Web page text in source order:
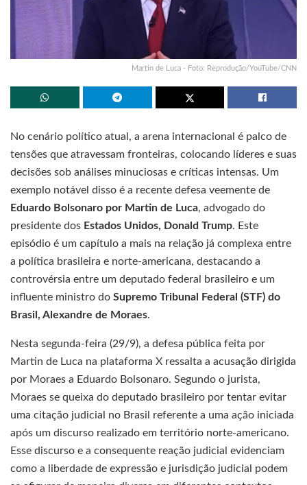
Martin de Luca - Foto: Reprodução/YouTube/CNN
No cenário político atual, a arena internacional é palco de
tensões que atravessam fronteiras, colocando líderes e suas
decisões sob análises minuciosas e críticas intensas. Um
exemplo notável disso é a recente defesa veemente de
Eduardo Bolsonaro por Martin de Luca, advogado do
presidente dos Estados Unidos, Donald Trump. Este
episódio é um capítulo a mais na relação já complexa entre
a política brasileira e norte-americana, destacando a
controvérsia entre um deputado federal brasileiro e um
influente ministro do Supremo Tribunal Federal (STF) do
Brasil, Alexandre de Moraes.
Nesta segunda-feira (29/9), a defesa pública feita por
Martin de Luca na plataforma X ressalta a acusação dirigida
por Moraes a Eduardo Bolsonaro. Segundo o jurista,
Moraes se queixa do deputado brasileiro por tentar evitar
uma citação judicial no Brasil referente a uma ação iniciada
após um discurso realizado em território norte-americano.
Esse discurso e a consequente reação judicial evidenciam
como a liberdade de expressão e jurisdição judicial podem